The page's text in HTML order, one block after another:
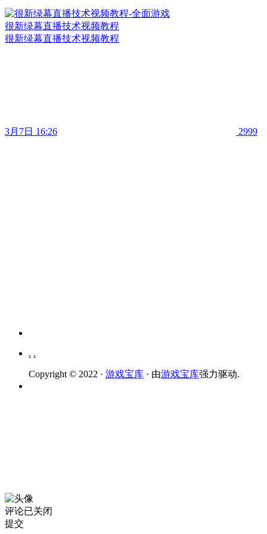
很新绿幕直播技术视频教程
很新绿幕直播技术视频教程
3月7日 16:26 2999
. .
Copyright © 2022 · 游戏宝库 · 由游戏宝库强力驱动.
评论已关闭
提交